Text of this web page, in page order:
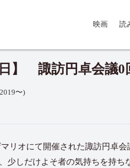
映画 読
日】 諏訪円卓会議
〜)
リオにて開催された諏訪円卓会
少しだけよそ者の気持ちを持ち